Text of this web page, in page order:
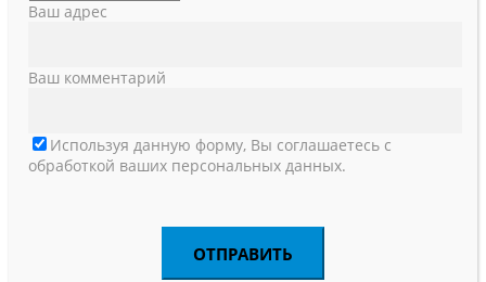
Ваш адрес
Ваш комментарий
Используя данную форму, Вы соглашаетесь с
обработкой ваших персональных данных.